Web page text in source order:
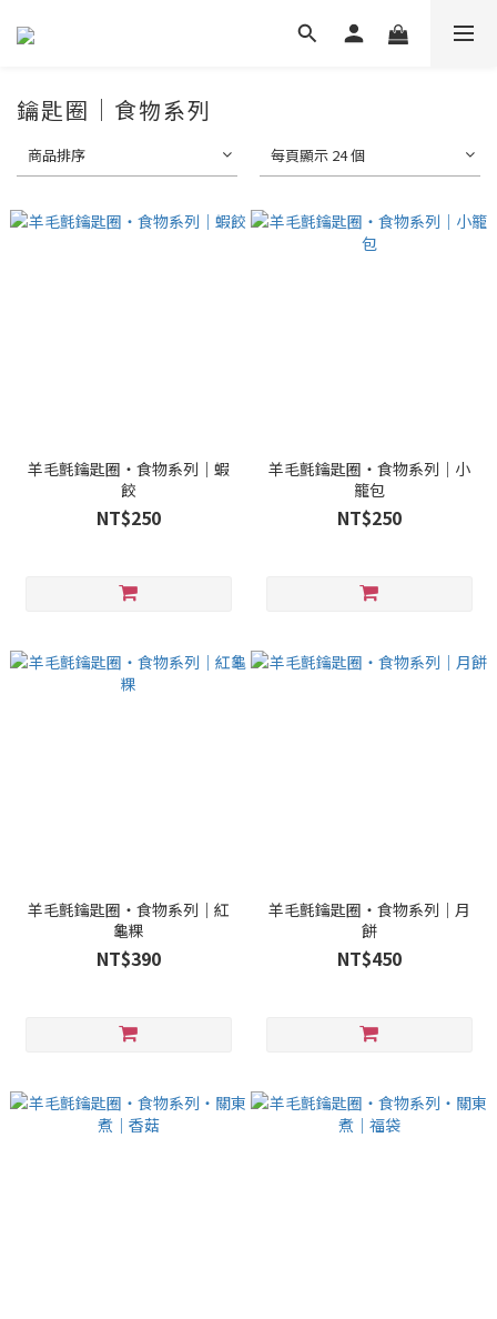
鑰匙圈｜食物系列
商品排序 每頁顯示 24 個
羊毛氈鑰匙圈・食物系列｜蝦
餃
NT$250
羊毛氈鑰匙圈・食物系列｜小
籠包
NT$250
羊毛氈鑰匙圈・食物系列｜紅
龜粿
NT$390
羊毛氈鑰匙圈・食物系列｜月
餅
NT$450